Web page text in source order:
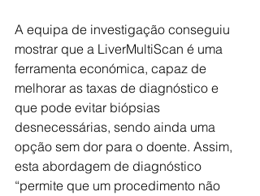
A equipa de investigação conseguiu
mostrar que a LiverMultiScan é uma
ferramenta económica, capaz de
melhorar as taxas de diagnóstico e
que pode evitar biópsias
desnecessárias, sendo ainda uma
opção sem dor para o doente. Assim,
esta abordagem de diagnóstico
“permite que um procedimento não